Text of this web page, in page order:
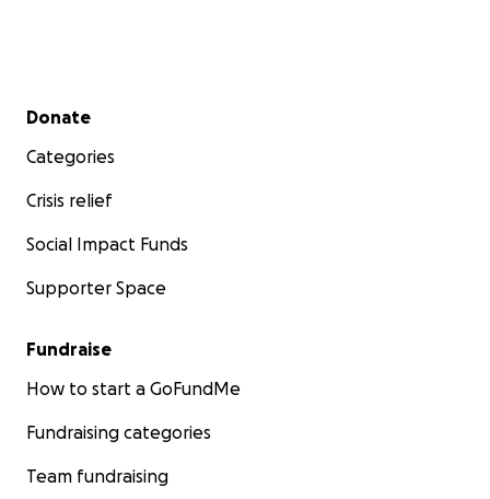
Secondary menu
Donate
Categories
Crisis relief
Social Impact Funds
Supporter Space
Fundraise
How to start a GoFundMe
Fundraising categories
Team fundraising